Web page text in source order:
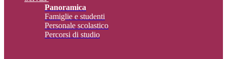
Panoramica
Famiglie e studenti
Personale scolastico
Percorsi di studio